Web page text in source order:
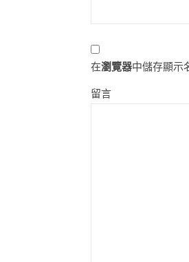
在瀏覽器中儲存顯示
留言